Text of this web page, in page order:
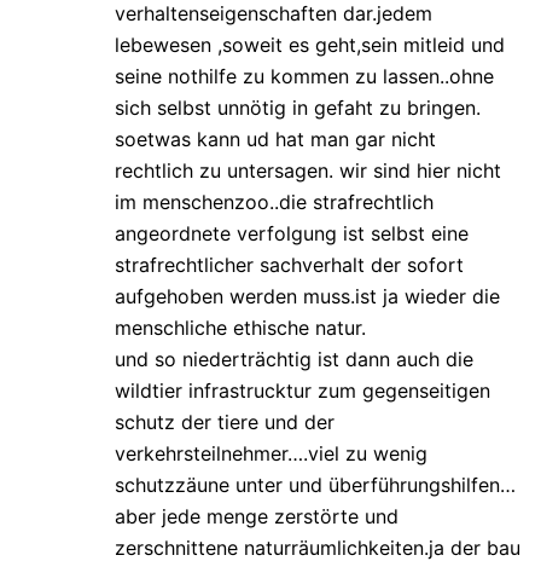
verhaltenseigenschaften dar.jedem
lebewesen ,soweit es geht,sein mitleid und
seine nothilfe zu kommen zu lassen..ohne
sich selbst unnötig in gefaht zu bringen.
soetwas kann ud hat man gar nicht
rechtlich zu untersagen. wir sind hier nicht
im menschenzoo..die strafrechtlich
angeordnete verfolgung ist selbst eine
strafrechtlicher sachverhalt der sofort
aufgehoben werden muss.ist ja wieder die
menschliche ethische natur.
und so niederträchtig ist dann auch die
wildtier infrastrucktur zum gegenseitigen
schutz der tiere und der
verkehrsteilnehmer….viel zu wenig
schutzzäune unter und überführungshilfen…
aber jede menge zerstörte und
zerschnittene naturräumlichkeiten.ja der bau